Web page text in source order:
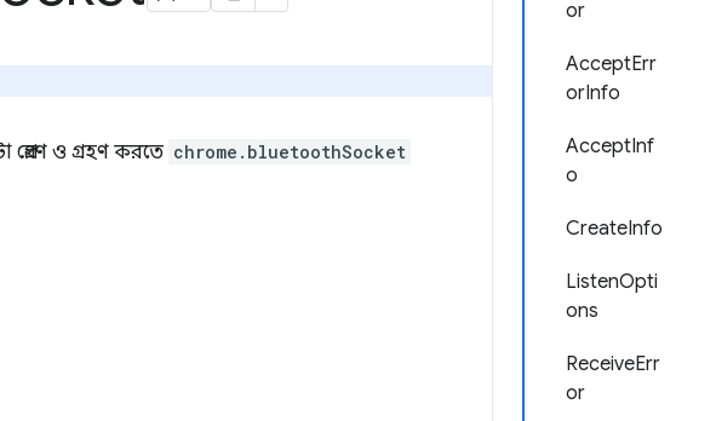
or
AcceptErr
orInfo
AcceptInf
o
CreateInfo
ListenOpti
ons
ReceiveErr
or
ও গ্রহণ করতে chrome.bluetoothSocket